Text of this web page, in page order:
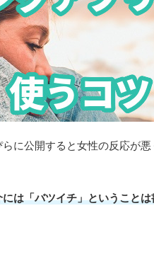
に公開すると女性の反応が悪
は「バツイチ」ということ